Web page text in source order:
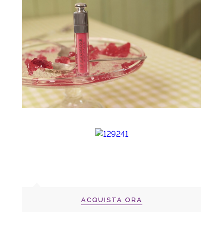
ACQUISTA ORA